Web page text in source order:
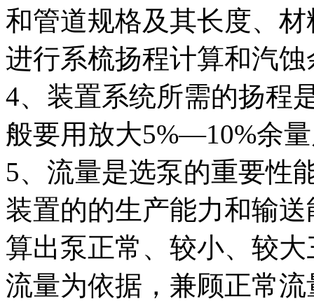
和管道规格及其长度、
进行系梳扬程计算和汽
4、装置系统所需的扬程
般要用放大5%—10%余
5、流量是选泵的重要性
装置的的生产能力和输
算出泵正常、较小、较
流量为依据，兼顾正常